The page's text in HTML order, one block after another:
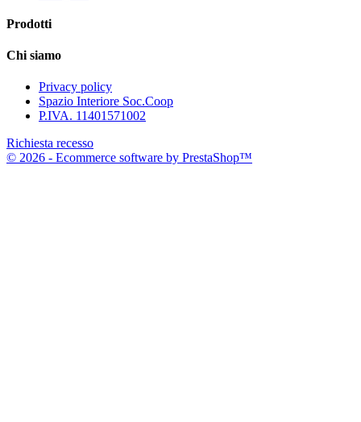
Prodotti
Chi siamo
Privacy policy
Spazio Interiore Soc.Coop
P.IVA. 11401571002
Richiesta recesso
© 2026 - Ecommerce software by PrestaShop™